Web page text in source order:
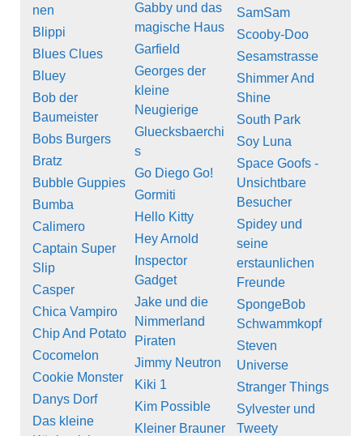
nen
Blippi
Blues Clues
Bluey
Bob der
Baumeister
Bobs Burgers
Bratz
Bubble Guppies
Bumba
Calimero
Captain Super
Slip
Casper
Chica Vampiro
Chip And Potato
Cocomelon
Cookie Monster
Danys Dorf
Das kleine
Gabby und das
magische Haus
Garfield
Georges der
kleine
Neugierige
Gluecksbaerchi
s
Go Diego Go!
Gormiti
Hello Kitty
Hey Arnold
Inspector
Gadget
Jake und die
Nimmerland
Piraten
Jimmy Neutron
Kiki 1
Kim Possible
Kleiner Brauner
SamSam
Scooby-Doo
Sesamstrasse
Shimmer And
Shine
South Park
Soy Luna
Space Goofs -
Unsichtbare
Besucher
Spidey und
seine
erstaunlichen
Freunde
SpongeBob
Schwammkopf
Steven
Universe
Stranger Things
Sylvester und
Tweety